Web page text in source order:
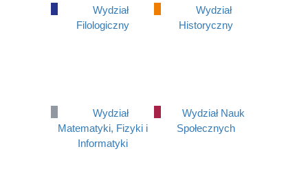
Wydział
Filologiczny
Wydział
Historyczny
Wydział
Matematyki, Fizyki i
Informatyki
Wydział Nauk
Społecznych